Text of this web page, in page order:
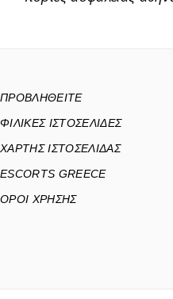
ΠΡΟΒΛΗΘΕΙΤΕ
ΦΙΛΙΚΕΣ ΙΣΤΟΣΕΛΙΔΕΣ
ΧΑΡΤΗΣ ΙΣΤΟΣΕΛΙΔΑΣ
ESCORTS GREECE
ΟΡΟΙ ΧΡΗΣΗΣ